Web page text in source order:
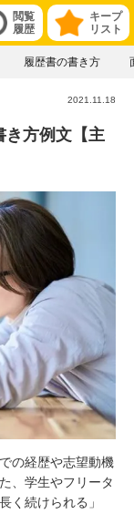
キープ
リスト
閲覧
履歴
履歴書の書き方
2021.11.18
き方例文【主
の経歴や志望動機
、学生やフリータ
く続けられる」